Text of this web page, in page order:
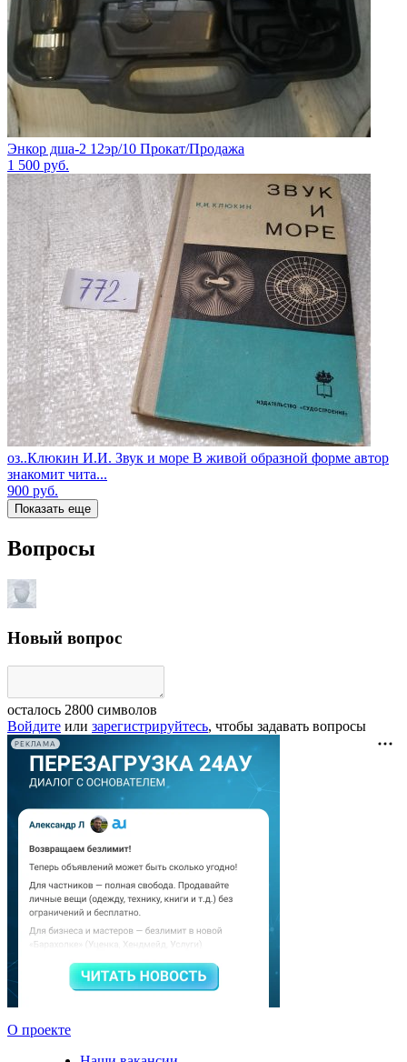
Энкор дша-2 12эр/10 Прокат/Продажа
1 500 руб.
оз..Клюкин И.И. Звук и море В живой образной форме автор
знакомит чита...
900 руб.
Показать еще
Вопросы
Новый вопрос
осталось 2800 символов
Войдите или зарегистрируйтесь, чтобы задавать вопросы
РЕКЛАМА
О проекте